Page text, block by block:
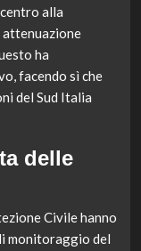
alla
ha
facendo sì che
del Sud Italia
delle
Civile hanno
monitoraggio del